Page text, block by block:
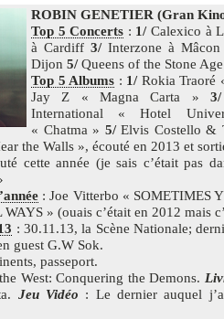
ROBIN GENETIER (Gran
Top 5 Concerts : 1/Calexico à
à Cardiff 3/Interzone à
Dijon 5/Queens of the Stone
Top 5 Albums : 1/Rokia Traoré
Jay Z « Magna Carta » 3/
International « Hotel
« Chatma » 5/Elvis Costello &
the Walls », écouté en 2013 et
cette année (je sais c’était pas
: Joe Vitterbo « SOMETIMES
» (ouais c’était en 2012 mais
: 30.11.13, la Scène Nationale;
guest G.W Sok.
passeport.
West: Conquering the Demons.
Jeu Vidéo : Le dernier auquel